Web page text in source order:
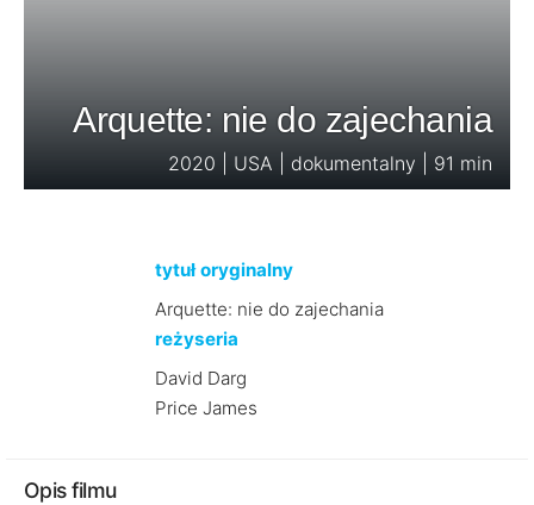
Arquette: nie do zajechania
2020 | USA | dokumentalny | 91 min
tytuł oryginalny
Arquette: nie do zajechania
reżyseria
David Darg
Price James
Opis filmu